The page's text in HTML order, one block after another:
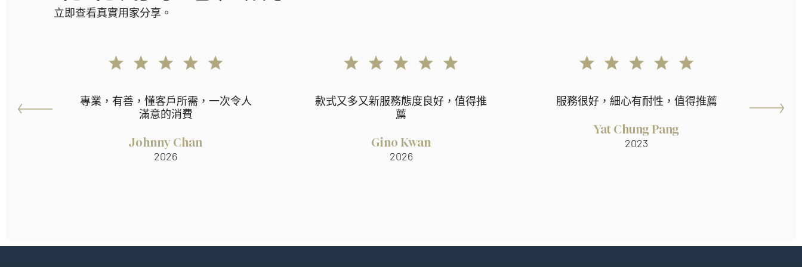
立即查看真實用家分享。
專業，有善，懂客戶所需，一次令人
滿意的消費
Johnny Chan
2026
款式又多又新服務態度良好，值得推
薦
Gino Kwan
2026
服務很好，細心有耐性，值得推薦
Yat Chung Pang
2023